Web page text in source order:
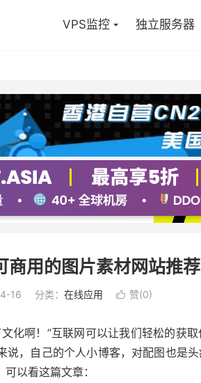
VPS监控 独立服务器
商用的图片素材网站推
16 分类： 在线应用  赞(0)
化啊！”互联网可以让我们轻松的获
说，自己的个人小博客，对配图也是
以看这篇文章：